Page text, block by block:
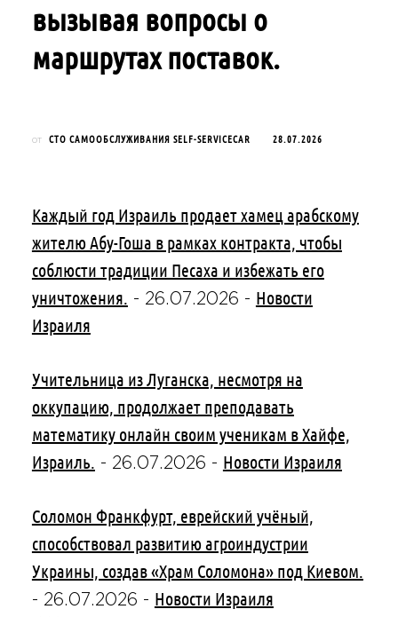
вызывая вопросы о
маршрутах поставок.
от СТО САМООБСЛУЖИВАНИЯ SELF-SERVICECAR 28.07.2026
Каждый год Израиль продает хамец арабскому
жителю Абу-Гоша в рамках контракта, чтобы
соблюсти традиции Песаха и избежать его
уничтожения. - 26.07.2026 - Новости
Израиля
Учительница из Луганска, несмотря на
оккупацию, продолжает преподавать
математику онлайн своим ученикам в Хайфе,
Израиль. - 26.07.2026 - Новости Израиля
Соломон Франкфурт, еврейский учёный,
способствовал развитию агроиндустрии
Украины, создав «Храм Соломона» под Киевом.
- 26.07.2026 - Новости Израиля